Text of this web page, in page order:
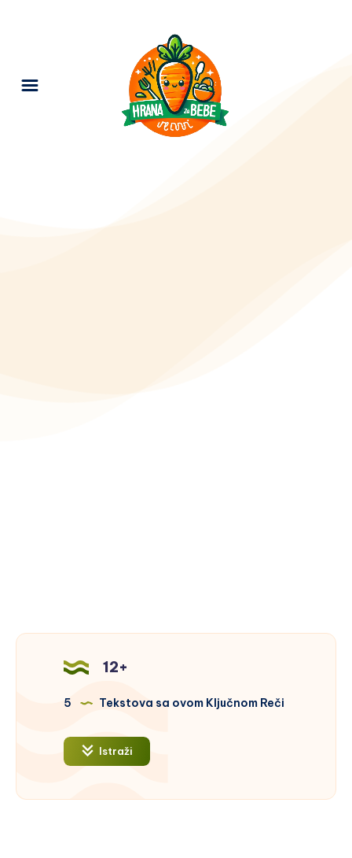
12+
5 Tekstova sa ovom Ključnom Reči
Istraži